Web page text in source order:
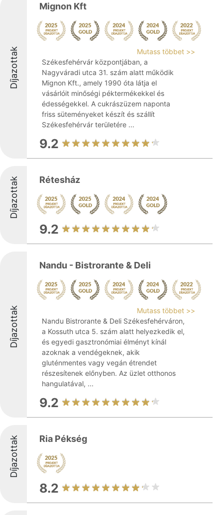
Díjazottak
Mignon Kft
Mutass többet >>
Székesfehérvár központjában, a
Nagyváradi utca 31. szám alatt működik
Mignon Kft., amely 1990 óta látja el
vásárlóit minőségi péktermékekkel és
édességekkel. A cukrászüzem naponta
friss süteményeket készít és szállít
Székesfehérvár területére ...
9.2
Díjazottak Rétesház
9.2
Díjazottak
Nandu - Bistrorante & Deli
Mutass többet >>
Nandu Bistrorante & Deli Székesfehérváron,
a Kossuth utca 5. szám alatt helyezkedik el,
és egyedi gasztronómiai élményt kínál
azoknak a vendégeknek, akik
gluténmentes vagy vegán étrendet
részesítenek előnyben. Az üzlet otthonos
hangulatával, ...
9.2
Díjazottak Ria Pékség
8.2